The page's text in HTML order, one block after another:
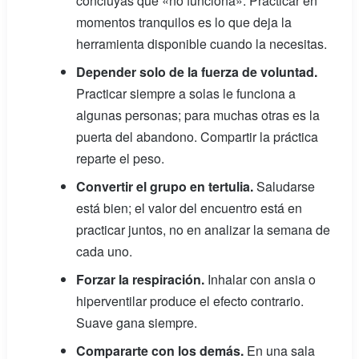
momentos tranquilos es lo que deja la
herramienta disponible cuando la necesitas.
Depender solo de la fuerza de voluntad.
Practicar siempre a solas le funciona a
algunas personas; para muchas otras es la
puerta del abandono. Compartir la práctica
reparte el peso.
Convertir el grupo en tertulia.Saludarse
está bien; el valor del encuentro está en
practicar juntos, no en analizar la semana de
cada uno.
Forzar la respiración. Inhalar con ansia o
hiperventilar produce el efecto contrario.
Suave gana siempre.
Compararte con los demás. En una sala